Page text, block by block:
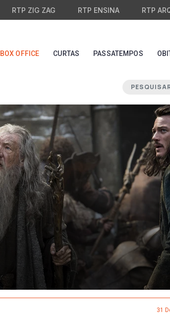
RTP ZIG ZAG RTP ENSINA RTP
BOX OFFICE CURTAS PASSATEMPOS
31